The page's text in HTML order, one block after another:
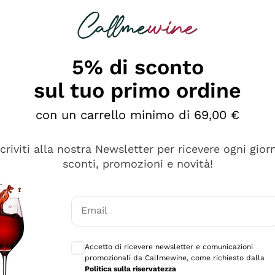
è male ma secondo me ci sono alternative che
5% di sconto
sul tuo primo ordine
con un carrello minimo di 69,00 €
alla nostra Newsletter per ricevere ogni
sconti, promozioni e novità!
Email
Accetto di ricevere newsletter e comunicazioni
promozionali da Callmewine, come richiesto dalla
Politica sulla riservatezza